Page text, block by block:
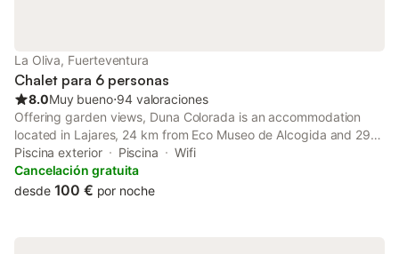
La Oliva, Fuerteventura
Chalet para 6 personas
8.0Muy bueno⋅94 valoraciones
Offering garden views, Duna Colorada is an accommodation
located in Lajares, 24 km from Eco Museo de Alcogida and 29
km from Casa Museo Unamuno Fuerteventura.
Piscina exterior Piscina
Wifi
Cancelación gratuita
desde 100 € por noche